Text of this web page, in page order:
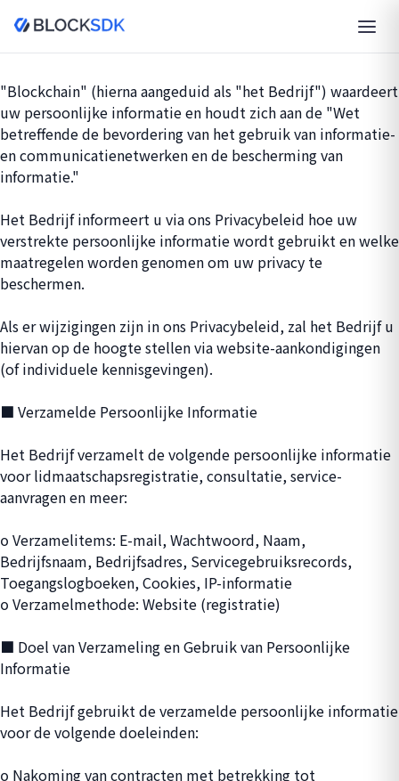
"Blockchain" (hierna aangeduid als "het Bedrijf") waardeert
uw persoonlijke informatie en houdt zich aan de "Wet
betreffende de bevordering van het gebruik van informatie-
en communicatienetwerken en de bescherming van
informatie."
Het Bedrijf informeert u via ons Privacybeleid hoe uw
verstrekte persoonlijke informatie wordt gebruikt en welke
maatregelen worden genomen om uw privacy te
beschermen.
Als er wijzigingen zijn in ons Privacybeleid, zal het Bedrijf u
hiervan op de hoogte stellen via website-aankondigingen
(of individuele kennisgevingen).
■ Verzamelde Persoonlijke Informatie
Het Bedrijf verzamelt de volgende persoonlijke informatie
voor lidmaatschapsregistratie, consultatie, service-
aanvragen en meer:
ο Verzamelitems: E-mail, Wachtwoord, Naam,
Bedrijfsnaam, Bedrijfsadres, Servicegebruiksrecords,
Toegangslogboeken, Cookies, IP-informatie
ο Verzamelmethode: Website (registratie)
■ Doel van Verzameling en Gebruik van Persoonlijke
Informatie
Het Bedrijf gebruikt de verzamelde persoonlijke informatie
voor de volgende doeleinden:
ο Nakoming van contracten met betrekking tot